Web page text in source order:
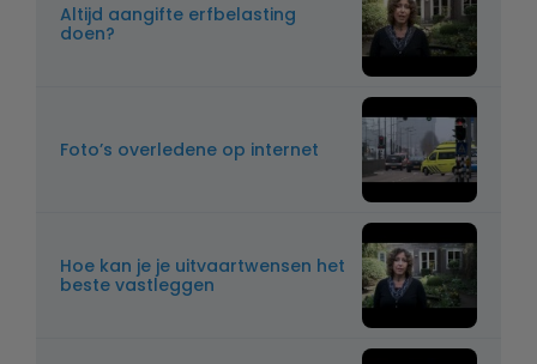
Altijd aangifte erfbelasting
doen?
Foto’s overledene op internet
Hoe kan je je uitvaartwensen het
beste vastleggen